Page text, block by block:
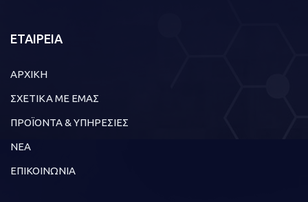
ΕΤΑΙΡΕΙΑ
ΑΡΧΙΚΗ
ΣΧΕΤΙΚΑ ΜΕ ΕΜΑΣ
ΠΡΟΪΟΝΤΑ & ΥΠΗΡΕΣΙΕΣ
ΝΕΑ
ΕΠΙΚΟΙΝΩΝΙΑ